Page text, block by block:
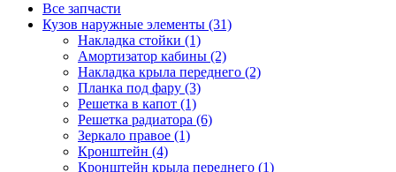
Все запчасти
Кузов наружные элементы (31)
Накладка стойки (1)
Амортизатор кабины (2)
Накладка крыла переднего (2)
Планка под фару (3)
Решетка в капот (1)
Решетка радиатора (6)
Зеркало правое (1)
Кронштейн (4)
Кронштейн крыла переднего (1)